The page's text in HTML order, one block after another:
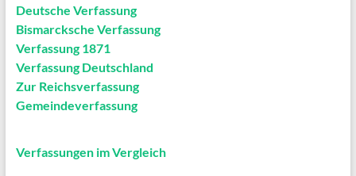
Deutsche Verfassung
Bismarcksche Verfassung
Verfassung 1871
Verfassung Deutschland
Zur Reichsverfassung
Gemeindeverfassung
Verfassungen im Vergleich